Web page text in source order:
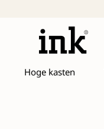
Hoge kasten